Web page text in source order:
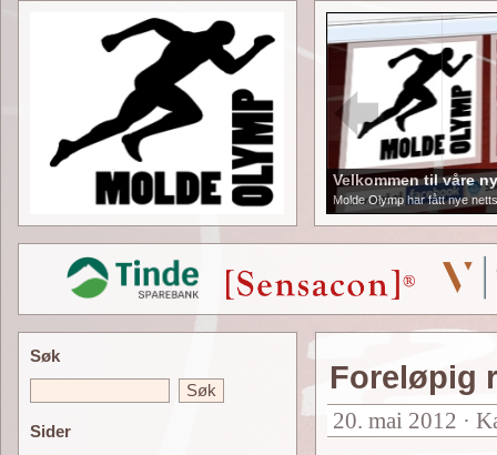
Velkommen til våre
Molde Olymp har fått nye
Foreløpig
20. mai 2012 ·
Søk
Sider